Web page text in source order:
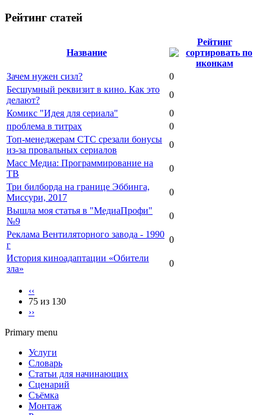
Рейтинг статей
Название
Рейтинг
Зачем нужен сизл?
0
Бесшумный реквизит в кино. Как это
делают?
0
Комикс "Идея для сериала"
0
проблема в титрах
0
Топ-менеджерам СТС срезали бонусы
из-за провальных сериалов
0
Масс Медиа: Программирование на
ТВ
0
Три билборда на границе Эббинга,
Миссури, 2017
0
Вышла моя статья в "МедиаПрофи"
№9
0
Реклама Вентиляторного завода - 1990
г
0
История киноадаптации «Обители
зла»
0
‹‹
75 из 130
››
Primary menu
Услуги
Словарь
Статьи для начинающих
Сценарий
Съёмка
Монтаж